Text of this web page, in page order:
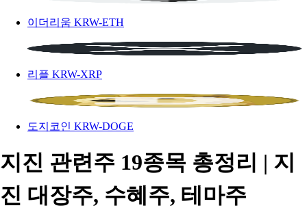
이더리움 KRW-ETH
리플 KRW-XRP
도지코인 KRW-DOGE
지진 관련주 19종목 총정리 | 지
진 대장주, 수혜주, 테마주